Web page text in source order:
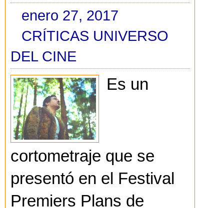
enero 27, 2017
CRÍTICAS UNIVERSO
DEL CINE
Es un
cortometraje que se
presentó en el Festival
Premiers Plans de